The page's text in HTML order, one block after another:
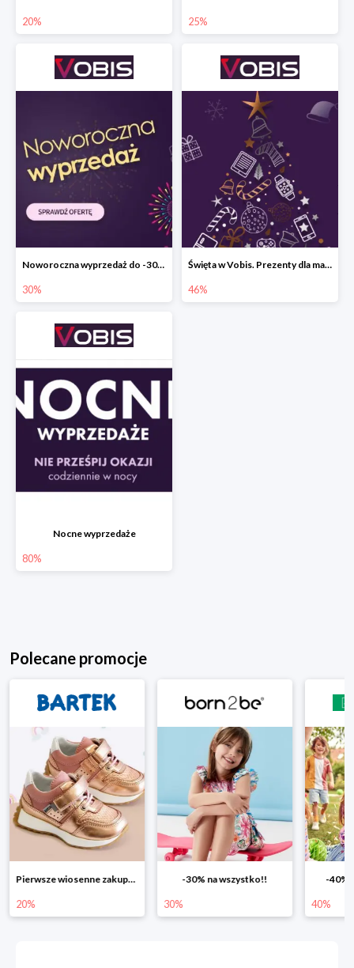
20% 25%
Noworoczna wyprzedaż do -30% w Vobis
30%
Święta w Vobis. Prezenty dla małych i dużych do -46%
46%
Nocne wyprzedaże
80%
Polecane promocje
Pierwsze wiosenne zakupy -20%
20%
-30% na wszystko!!
30%
-40%
40%